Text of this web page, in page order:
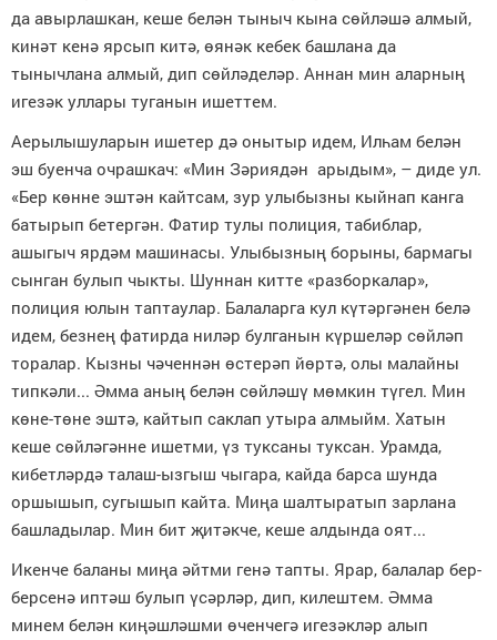
да авырлашкан, кеше белән тыныч кына сөйләшә алмый,
кинәт кенә ярсып китә, өянәк кебек башлана да
тынычлана алмый, дип сөйләделәр. Аннан мин аларның
игезәк уллары туганын ишеттем.
Аерылышуларын ишетер дә онытыр идем, Илһам белән
эш буенча очрашкач: «Мин Зәриядән арыдым», – диде ул.
«Бер көнне эштән кайтсам, зур улыбызны кыйнап канга
батырып бетергән. Фатир тулы полиция, табиблар,
ашыгыч ярдәм машинасы. Улыбызның борыны, бармагы
сынган булып чыкты. Шуннан китте «разборкалар»,
полиция юлын таптаулар. Балаларга кул күтәргәнен белә
идем, безнең фатирда ниләр булганын күршеләр сөйләп
торалар. Кызны чәченнән өстерәп йөртә, олы малайны
типкәли... Әмма аның белән сөйләшү мөмкин түгел. Мин
көне-төне эштә, кайтып саклап утыра алмыйм. Хатын
кеше сөйләгәнне ишетми, үз туксаны туксан. Урамда,
кибетләрдә талаш-ызгыш чыгара, кайда барса шунда
оршышып, сугышып кайта. Миңа шалтыратып зарлана
башладылар. Мин бит җитәкче, кеше алдында оят...
Икенче баланы миңа әйтми генә тапты. Ярар, балалар бер-
берсенә иптәш булып үсәрләр, дип, килештем. Әмма
минем белән киңәшләшми өченчегә игезәкләр алып